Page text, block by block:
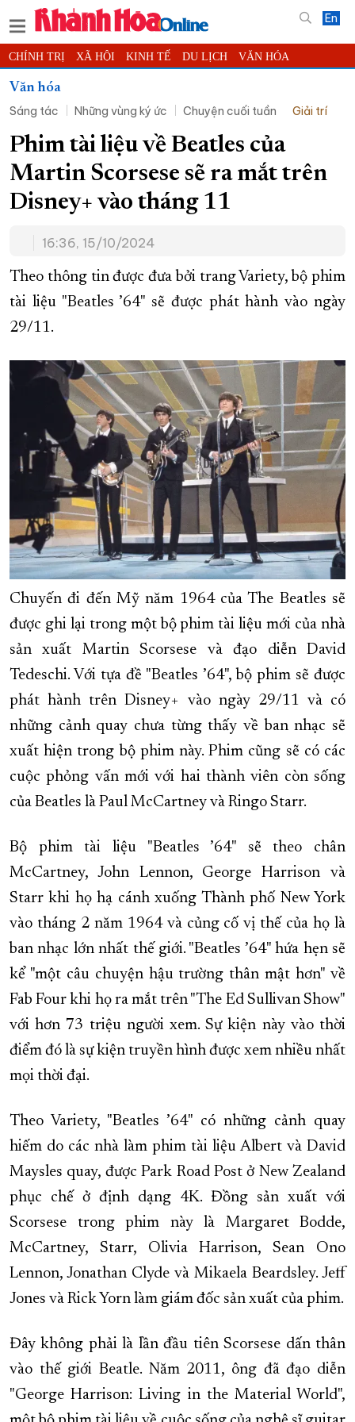
En
CHÍNH TRỊ XÃ HỘI KINH TẾ DU LỊCH VĂN HÓA
THỂ THAO
KHOA HỌC - CÔNG NGHỆ PHÁP LUẬT BẠN ĐỌC PHÓNG SỰ
THẾ GIỚI MULTIMEDIA VIDEO ĐỌC BÁO ONLINE
PODCAST THÔNG TIN - QUẢNG CÁO
QUY HOẠCH TỈNH KHÁNH HÒA
CHUNG TAY CẢI CÁCH HÀNH CHÍNH
XÂY DỰNG NÔNG THÔN MỚI LỊCH CẮT ĐIỆN
TÀU - XE - MÁY BAY
KỶ NIỆM 370 NĂM XÂY DỰNG VÀ PHÁT TRIỂN TỈNH KHÁNH HÒA
XÂY DỰNG KHÁNH HÒA TRỞ THÀNH THÀNH PHỐ TRỰC THUỘC
ĐẠI HỘI ĐẢNG CÁC CẤP TRANG CHỦ VỀ BÁO KHÁNH HÒA
Văn hóa
Sáng tác
Những vùng ký ức Chuyện cuối tuần Giải trí
Phim tài liệu về Beatles của
Martin Scorsese sẽ ra mắt trên
Disney+ vào tháng 11
16:36, 15/10/2024
Theo thông tin được đưa bởi trang Variety, bộ phim
tài liệu "Beatles ’64" sẽ được phát hành vào ngày
29/11.
Chuyến đi đến Mỹ năm 1964 của The Beatles sẽ
được ghi lại trong một bộ phim tài liệu mới của nhà
sản xuất Martin Scorsese và đạo diễn David
Tedeschi. Với tựa đề "Beatles ’64", bộ phim sẽ được
phát hành trên Disney+ vào ngày 29/11 và có
những cảnh quay chưa từng thấy về ban nhạc sẽ
xuất hiện trong bộ phim này. Phim cũng sẽ có các
cuộc phỏng vấn mới với hai thành viên còn sống
của Beatles là Paul McCartney và Ringo Starr.
Bộ phim tài liệu "Beatles ’64" sẽ theo chân
McCartney, John Lennon, George Harrison và
Starr khi họ hạ cánh xuống Thành phố New York
vào tháng 2 năm 1964 và củng cố vị thế của họ là
ban nhạc lớn nhất thế giới. "Beatles ’64" hứa hẹn sẽ
kể "một câu chuyện hậu trường thân mật hơn" về
Fab Four khi họ ra mắt trên "The Ed Sullivan Show"
với hơn 73 triệu người xem. Sự kiện này vào thời
điểm đó là sự kiện truyền hình được xem nhiều nhất
mọi thời đại.
Theo Variety, "Beatles ’64" có những cảnh quay
hiếm do các nhà làm phim tài liệu Albert và David
Maysles quay, được Park Road Post ở New Zealand
phục chế ở định dạng 4K. Đồng sản xuất với
Scorsese trong phim này là Margaret Bodde,
McCartney, Starr, Olivia Harrison, Sean Ono
Lennon, Jonathan Clyde và Mikaela Beardsley. Jeff
Jones và Rick Yorn làm giám đốc sản xuất của phim.
Đây không phải là lần đầu tiên Scorsese dấn thân
vào thế giới Beatle. Năm 2011, ông đã đạo diễn
"George Harrison: Living in the Material World",